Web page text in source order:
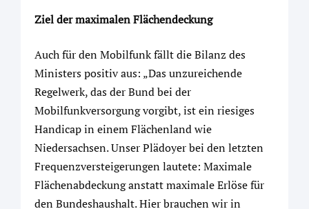
Ziel der maximalen Flächendeckung
Auch für den Mobilfunk fällt die Bilanz des
Ministers positiv aus: „Das unzureichende
Regelwerk, das der Bund bei der
Mobilfunkversorgung vorgibt, ist ein riesiges
Handicap in einem Flächenland wie
Niedersachsen. Unser Plädoyer bei den letzten
Frequenzversteigerungen lautete: Maximale
Flächenabdeckung anstatt maximale Erlöse für
den Bundeshaushalt. Hier brauchen wir in